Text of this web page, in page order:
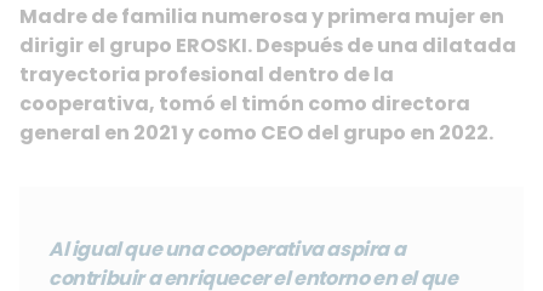
Madre de familia numerosa y primera mujer en
dirigir el grupo EROSKI. Después de una dilatada
trayectoria profesional dentro de la
cooperativa, tomó el timón como directora
general en 2021 y como CEO del grupo en 2022.
Al igual que una cooperativa aspira a
contribuir a enriquecer el entorno en el que